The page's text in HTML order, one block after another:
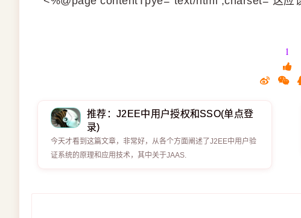
1
推荐：J2EE中用户授权和SSO(单点登
录)
今天才看到这篇文章，非常好，从各个方面阐述了J2EE中用户验
证系统的原理和应用技术，其中关于JAAS.